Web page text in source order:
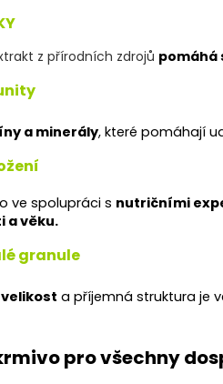
z přírodních zdrojů pomáhá
a minerály, které pomáhají
ve spolupráci s nutričními
a věku.
granule
a příjemná struktura je
pro všechny